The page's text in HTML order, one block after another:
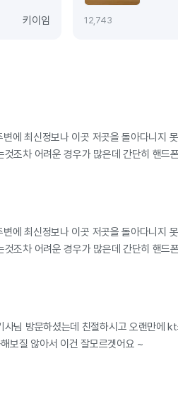
정당
너무
들도
분들은
제글
가입하여
늘
일날
시고 연신
. 그래도
키이임
폰파
이용
이상
경우
수있
많이
바로
그리고
좋은
다른건
1 2,743
에 최신정보나 이곳 저곳을 돌아다니지
조차 어려운 경우가 많은데 간단히 핸드
지원같은 구매자에게 가장원하는것을
에 최신정보나 이곳 저곳을 돌아다니지
조차 어려운 경우가 많은데 간단히 핸드
지원같은 구매자에게 가장원하는것을
님 방문하셨는데 친절하시고 오랜만에
보질 않아서 이건 잘모르겟어요 ~